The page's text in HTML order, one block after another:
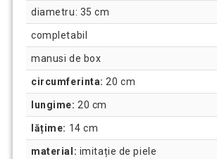
diametru: 35 cm
completabil
manusi de box
circumferinta: 20 cm
lungime: 20 cm
lățime: 14 cm
material: imitație de piele